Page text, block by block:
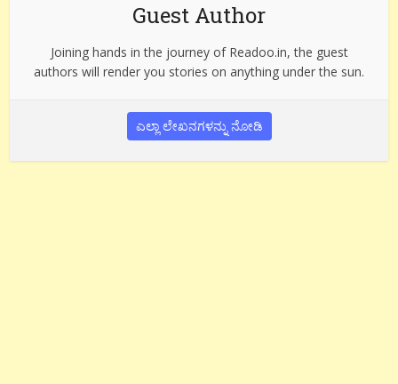
Guest Author
Joining hands in the journey of Readoo.in, the guest
authors will render you stories on anything under the sun.
ಎಲ್ಲಾ ಲೇಖನಗಳನ್ನು ನೋಡಿ